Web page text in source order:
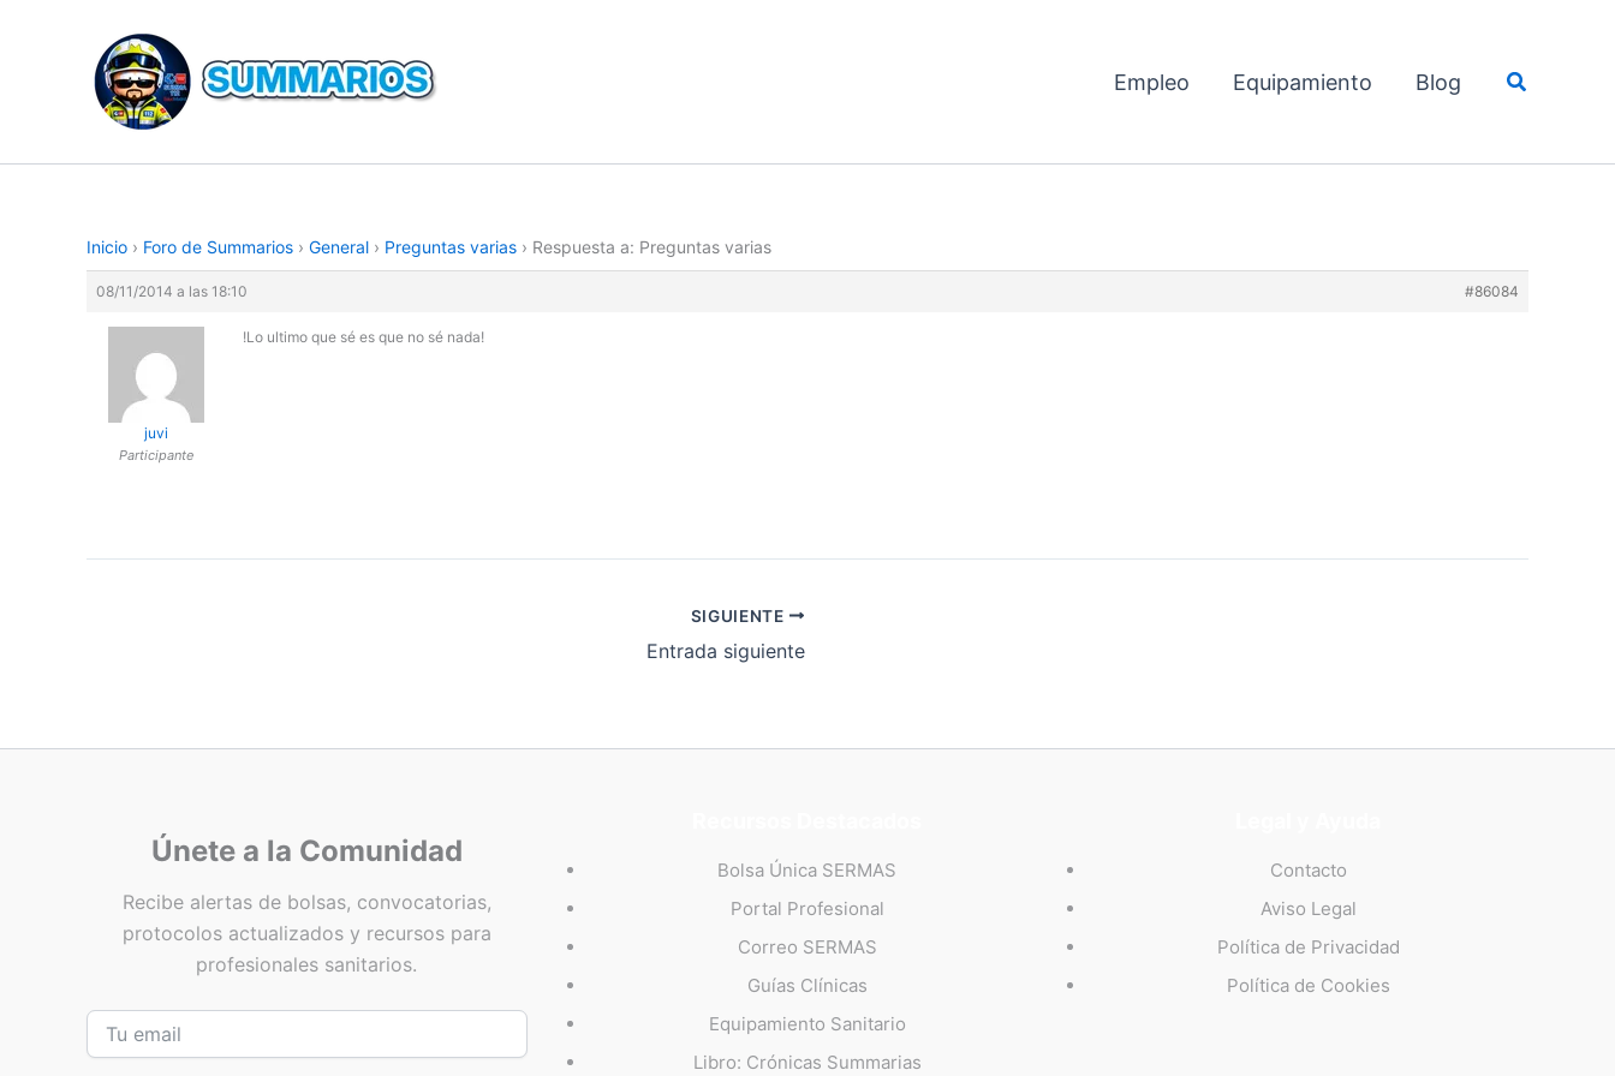
contenido
Empleo Equipamiento Blog Buscar
Inicio › Foro de Summarios › General › Preguntas varias › Respuesta a: Preguntas varias
08/11/2014 a las 18:10 #86084
juvi
Participante
!Lo ultimo que sé es que no sé nada!
SIGUIENTE
Entrada siguiente
Únete a la Comunidad
Recibe alertas de bolsas, convocatorias,
protocolos actualizados y recursos para
profesionales sanitarios.
Bolsa Única SERMAS
Portal Profesional
Correo SERMAS
Guías Clínicas
Equipamiento Sanitario
Libro: Crónicas Summarias
Contacto
Aviso Legal
Política de Privacidad
Política de Cookies